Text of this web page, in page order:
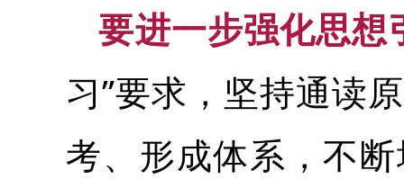
要进一步强化思想
习”要求，坚持通读
考、形成体系，不